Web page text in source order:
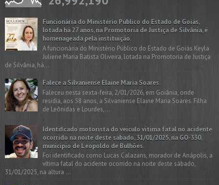
Funcionária do Ministério Público do Estado de Goiás,
lotada há 27 anos, na Promotoria de Justiça de Silvânia, é
homenageada pela instituição.
A funcionária do Ministério Público do Estado de Goiás Keyla
Juliene Maria Batista Oliveira, lotada na Promotoria de Justiça
de Silvânia, há...
Falece a Silvaniense Elaine Maria Soares.
Faleceu nesta sexta-feira, 2/01/2026, em Goiânia, onde
residia, aos 58 anos, a Silvaniense Elaine Maria Soares. Filha
de Leônidas e Lourdes,...
Identificado motorista do veículo vítima fatal no acidente
ocorrido na noite deste sábado, 31/01/2025, na GO-330,
município de Leopoldo de Bulhões.
Foi identificado como Lucas Calazans, morador de Anápolis, a
vítima fatal do acidente ocorrido na noite deste sábado,
31/01/2025, na altura ...